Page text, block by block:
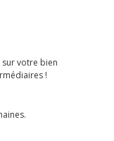
votre bien
!